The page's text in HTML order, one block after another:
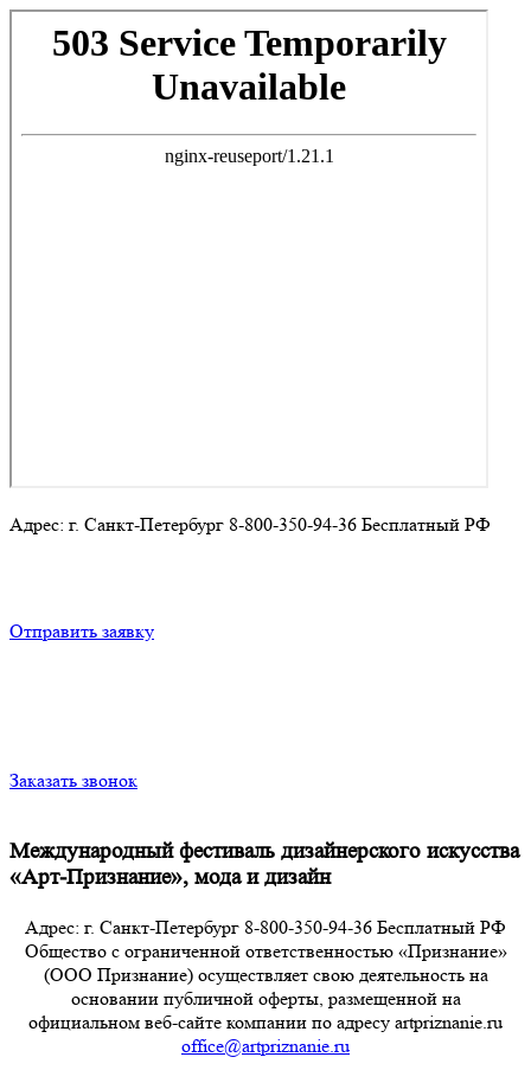
Адрес: г. Санкт-Петербург 8-800-350-94-36 Бесплатный РФ
Отправить заявку
Заказать звонок
Международный фестиваль дизайнерского искусства
«Арт-Признание», мода и дизайн
Адрес: г. Санкт-Петербург 8-800-350-94-36 Бесплатный РФ
Общество с ограниченной ответственностью «Признание»
(ООО Признание) осуществляет свою деятельность на
основании публичной оферты, размещенной на
официальном веб-сайте компании по адресу artpriznanie.ru
office@artpriznanie.ru